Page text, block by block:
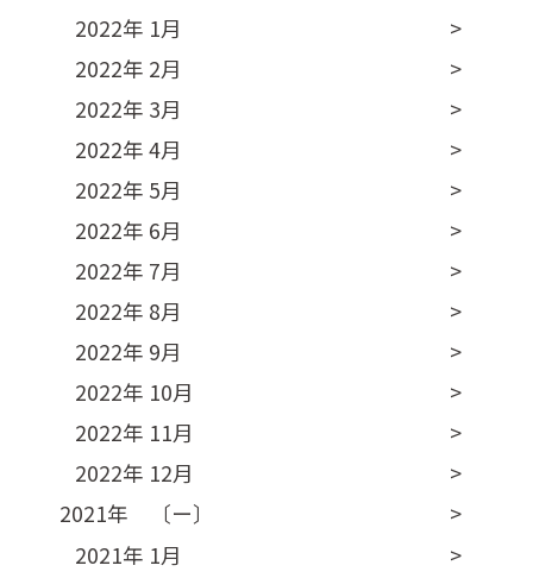
2022年 1月
2022年 2月
2022年 3月
2022年 4月
2022年 5月
2022年 6月
2022年 7月
2022年 8月
2022年 9月
2022年 10月
2022年 11月
2022年 12月
2021年 〔ー〕
2021年 1月